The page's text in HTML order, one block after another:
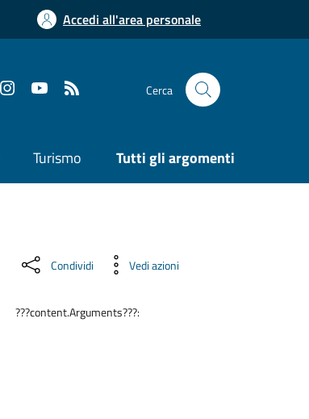
Accedi all'area personale
Cerca
Turismo Tutti gli argomenti
Condividi Vedi azioni
???content.Arguments???: